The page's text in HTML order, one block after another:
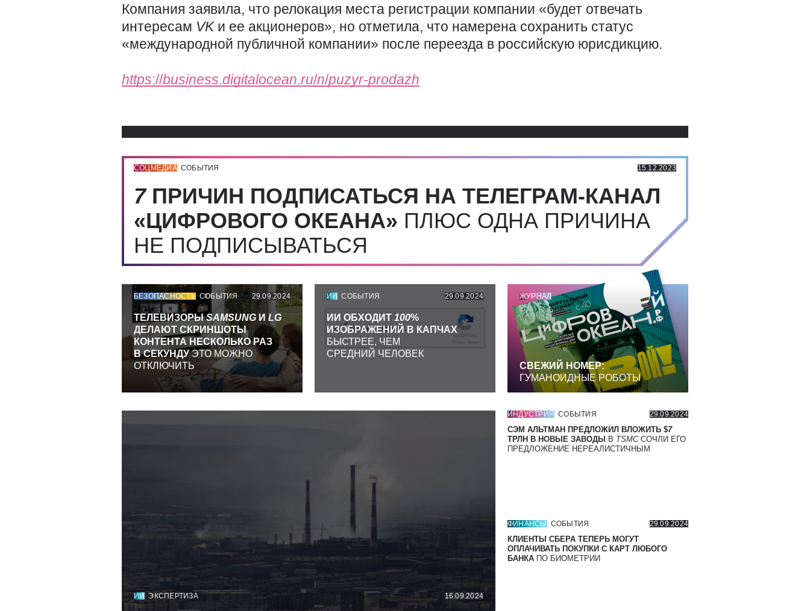
Компания заявила, что релокация места регистрации компании «будет отвечать
интересам VK и ее акционеров», но отметила, что намерена сохранить статус
«международной публичной компании» после переезда в российскую юрисдикцию.
https://business.digitalocean.ru/n/puzyr-prodazh
СОЦМЕДИА СОБЫТИЯ 15.12.2023
7 ПРИЧИН ПОДПИСАТЬСЯ НА ТЕЛЕГРАМ-КАНАЛ
«ЦИФРОВОГО ОКЕАНА» ПЛЮС ОДНА ПРИЧИНА
НЕ ПОДПИСЫВАТЬСЯ
БЕЗОПАСНОСТЬ СОБЫТИЯ 29.09.2024
ТЕЛЕВИЗОРЫSAMSUNG И LG
ДЕЛАЮТ СКРИНШОТЫ
КОНТЕНТА НЕСКОЛЬКО РАЗ
В СЕКУНДУЭТО МОЖНО
ОТКЛЮЧИТЬ
ИИ СОБЫТИЯ 29.09.2024
ИИ ОБХОДИТ 100%
ИЗОБРАЖЕНИЙ В КАПЧАХ
БЫСТРЕЕ, ЧЕМ
СРЕДНИЙ ЧЕЛОВЕК
ЖУРНАЛ
СВЕЖИЙ НОМЕР:
ГУМАНОИДНЫЕ РОБОТЫ
ИИ ЭКСПЕРТИЗА 16.09.2024
ИНДУСТРИЯ СОБЫТИЯ 29.09.2024
СЭМ АЛЬТМАН ПРЕДЛОЖИЛ ВЛОЖИТЬ $7
ТРЛН В НОВЫЕ ЗАВОДЫ
В TSMC СОЧЛИ ЕГО
ПРЕДЛОЖЕНИЕ НЕРЕАЛИСТИЧНЫМ
ФИНАНСЫ СОБЫТИЯ 29.09.2024
КЛИЕНТЫ СБЕРА ТЕПЕРЬ МОГУТ
ОПЛАЧИВАТЬ ПОКУПКИ С КАРТ ЛЮБОГО
БАНКА ПО БИОМЕТРИИ